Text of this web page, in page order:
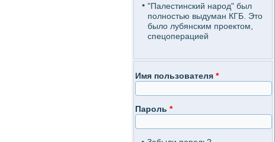
"Палестинский народ" был
полностью выдуман КГБ. Это
было лубянским проектом,
спецоперацией
Имя пользователя *
Пароль *